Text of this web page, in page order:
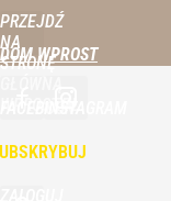
PRZEJDŹ
NA
STRONĘ
DOM WPROST